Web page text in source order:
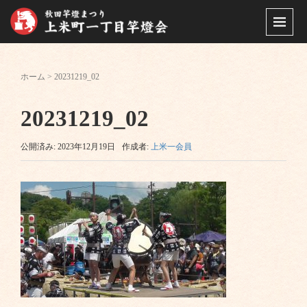
ホーム > 20231219_02
20231219_02
公開済み: 2023年12月19日 作成者: 上米一会員